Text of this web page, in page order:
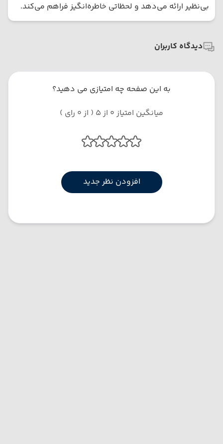
بی‌نظیر ارائه می‌دهد و لحظاتی خاطره‌انگیز فراهم می‌کند.
دیدگاه کاربران
به این صفحه چه امتیازی می دهید؟
میانگین امتیاز 0 از 5 ( از 0 رای )
افزودن نظر جدید